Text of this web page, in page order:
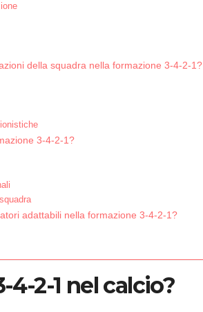
della squadra nella formazione 3-4-2-1?
3-4-2-1?
adattabili nella formazione 3-4-2-1?
4-2-1 nel calcio?